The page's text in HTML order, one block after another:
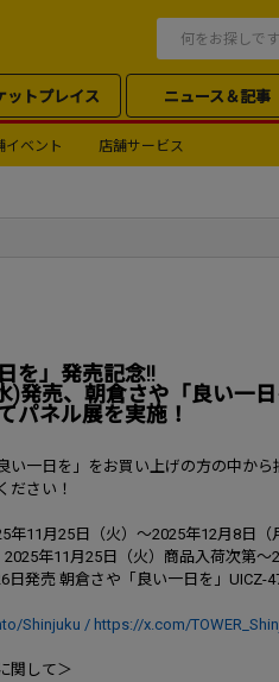
ットプレイス ニュース＆記事
イベント 店舗サービス
を」発売記念!!
)発売、朝倉さや「良い一
パネル展を実施！
い一日を」をお買い上げの方の中か
ださい！
年11月25日（火）～2025年12月8日（
年11月25日（火）商品入荷次第～
日発売 朝倉さや「良い一日を」UICZ-
Shinjuku / https://x.com/
関して＞